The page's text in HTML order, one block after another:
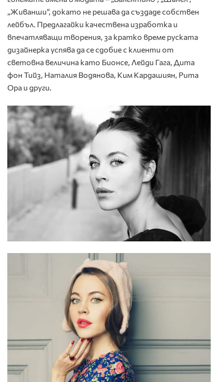
„Живанши“, докато не решава да създаде собствен
лейбъл. Предлагайки качествена изработка и
впечатляващи творения, за кратко време руската
дизайнерка успява да се сдобие с клиенти от
световна величина като Бионсе, Лейди Гага, Дита
фон Тийз, Наталия Водянова, Ким Кардашиян, Рита
Ора и други.